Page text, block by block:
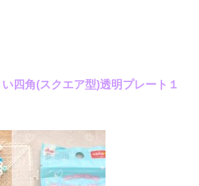
い四角(スクエア型)透明プレート１